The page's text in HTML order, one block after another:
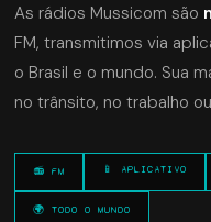
As rádios Mussicom são
FM, transmitimos via
o Brasil e o mundo. Sua
no trânsito, no trabalho
📻 FM 📱 APLICATIVO
🌍 TODO O MUNDO